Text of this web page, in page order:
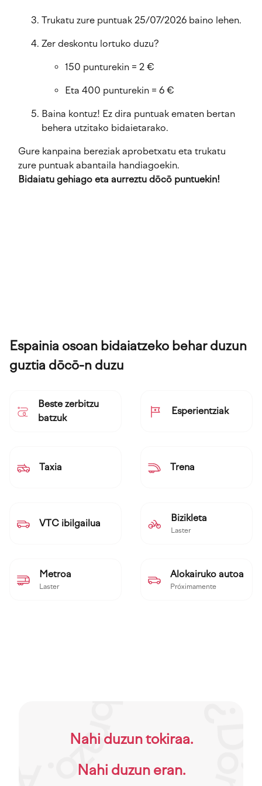
Trukatu zure puntuak 25/07/2026 baino lehen.
Zer deskontu lortuko duzu?
150 punturekin = 2 €
Eta 400 punturekin = 6 €
Baina kontuz! Ez dira puntuak ematen bertan
behera utzitako bidaietarako.
Gure kanpaina bereziak aprobetxatu eta trukatu
zure puntuak abantaila handiagoekin.
Bidaiatu gehiago eta aurreztu dōcō puntuekin!
Espainia osoan bidaiatzeko behar duzun
guztia dōcō-n duzu
Beste zerbitzu
batzuk
Esperientziak
Taxia Trena
VTC ibilgailua Bizikleta
Laster
Metroa
Laster
Alokairuko autoa
Próximamente
Nahi duzun tokiraa.
Nahi duzun eran.